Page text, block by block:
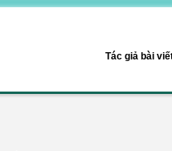
Tác giả bài